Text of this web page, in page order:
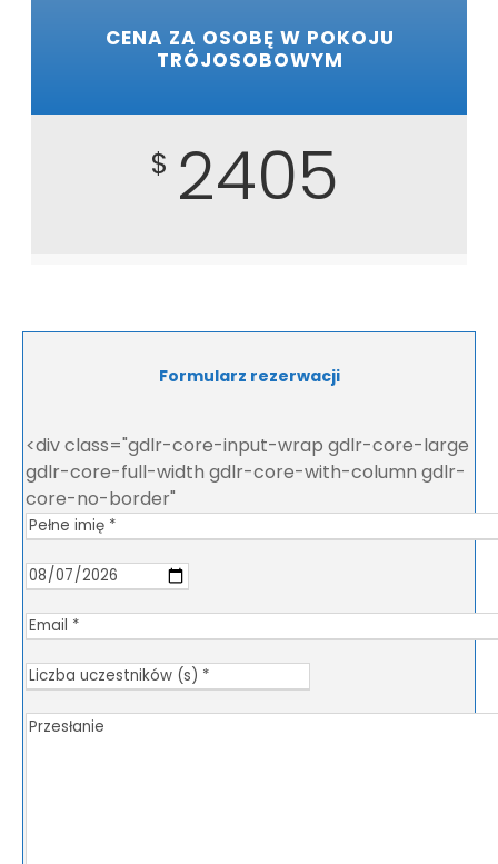
CENA ZA OSOBĘ W POKOJU
TRÓJOSOBOWYM
$ 2405
Formularz rezerwacji
<div class="gdlr-core-input-wrap gdlr-core-large
gdlr-core-full-width gdlr-core-with-column gdlr-
core-no-border"